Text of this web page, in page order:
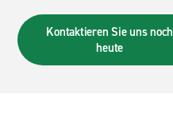
Kontaktieren Sie uns noch
heute